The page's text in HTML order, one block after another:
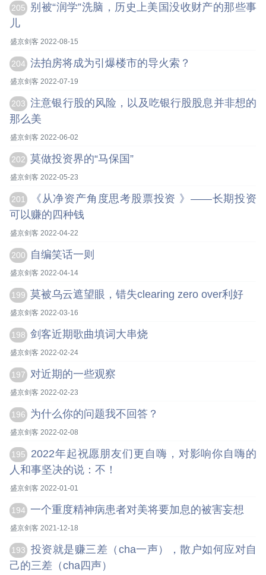
205
别被“润学”洗脑，历史上美国没收财产的那些事
儿
盛京剑客 2022-08-15
204 法拍房将成为引爆楼市的导火索？
盛京剑客 2022-07-19
203 注意银行股的风险，以及吃银行股股息并非想的
那么美
盛京剑客 2022-06-02
202 莫做投资界的“马保国”
盛京剑客 2022-05-23
201
《从净资产角度思考股票投资 》——长期投资
可以赚的四种钱
盛京剑客 2022-04-22
200 自编笑话一则
盛京剑客 2022-04-14
199 莫被乌云遮望眼，错失clearing zero over利好
盛京剑客 2022-03-16
198 剑客近期歌曲填词大串烧
盛京剑客 2022-02-24
197 对近期的一些观察
盛京剑客 2022-02-23
196 为什么你的问题我不回答？
盛京剑客 2022-02-08
195
2022年起祝愿朋友们更自嗨，对影响你自嗨的
人和事坚决的说：不！
盛京剑客 2022-01-01
194 一个重度精神病患者对美将要加息的被害妄想
盛京剑客 2021-12-18
193
投资就是赚三差（cha一声），散户如何应对自
己的三差（cha四声）